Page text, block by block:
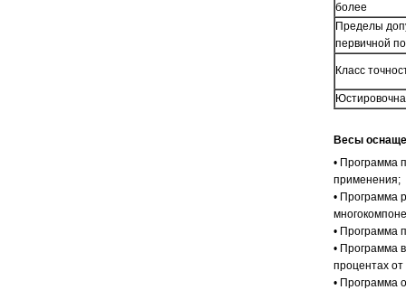
более
Пределы
первичной
Класс
Весы
• Программа
• Программа
• Программа
• Программа
процентах
• Программа